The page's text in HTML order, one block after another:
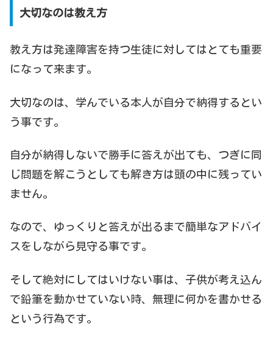
大切なのは教え方
教え方は発達障害を持つ生徒に対してはとても重要
になって来ます。
大切なのは、学んでいる本人が自分で納得するとい
う事です。
自分が納得しないで勝手に答えが出ても、つぎに同
じ問題を解こうとしても解き方は頭の中に残ってい
ません。
なので、ゆっくりと答えが出るまで簡単なアドバイ
スをしながら見守る事です。
そして絶対にしてはいけない事は、子供が考え込ん
で鉛筆を動かせていない時、無理に何かを書かせる
という行為です。